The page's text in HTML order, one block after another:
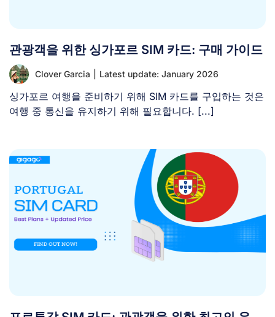
관광객을 위한 싱가포르 SIM 카드: 구매 가이드
Clover Garcia Latest update: January 2026
싱가포르 여행을 준비하기 위해 SIM 카드를 구입하는 것은
여행 중 통신을 유지하기 위해 필요합니다. [...]